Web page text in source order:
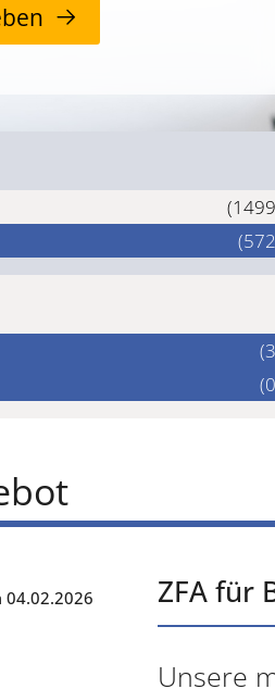
ZFA für
Unsere